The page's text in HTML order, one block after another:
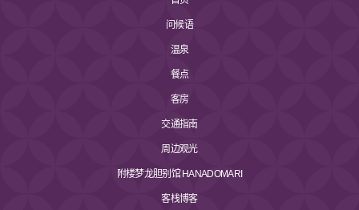
问候语
温泉
餐点
客房
交通指南
周边观光
附楼梦龙胆别馆 HANADOMARI
客栈博客